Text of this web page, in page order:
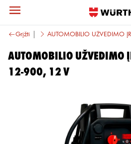
Grįžti
įrankiai AUTOMOBILIO UŽVEDIMO
AUTOMOBILIO UŽVEDIMO
12-900, 12 V